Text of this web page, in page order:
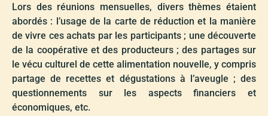
Lors des réunions mensuelles, divers thèmes étaient
abordés : l’usage de la carte de réduction et la manière
de vivre ces achats par les participants ; une découverte
de la coopérative et des producteurs ; des partages sur
le vécu culturel de cette alimentation nouvelle, y compris
partage de recettes et dégustations à l’aveugle ; des
questionnements sur les aspects financiers et
économiques, etc.